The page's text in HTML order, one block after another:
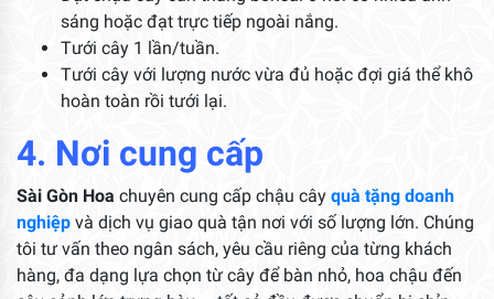
sáng hoặc đạt trực tiếp ngoài nắng.
Tưới cây 1 lần/tuần.
Tưới cây với lượng nước vừa đủ hoặc đợi giá thể khô
hoàn toàn rồi tưới lại.
4. Nơi cung cấp
Sài Gòn Hoa chuyên cung cấp chậu cây quà tặng doanh
nghiệp và dịch vụ giao quà tận nơi với số lượng lớn. Chúng
tôi tư vấn theo ngân sách, yêu cầu riêng của từng khách
hàng, đa dạng lựa chọn từ cây để bàn nhỏ, hoa chậu đến